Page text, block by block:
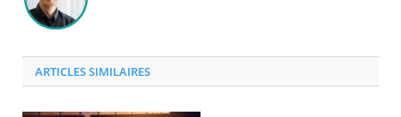
ARTICLES SIMILAIRES